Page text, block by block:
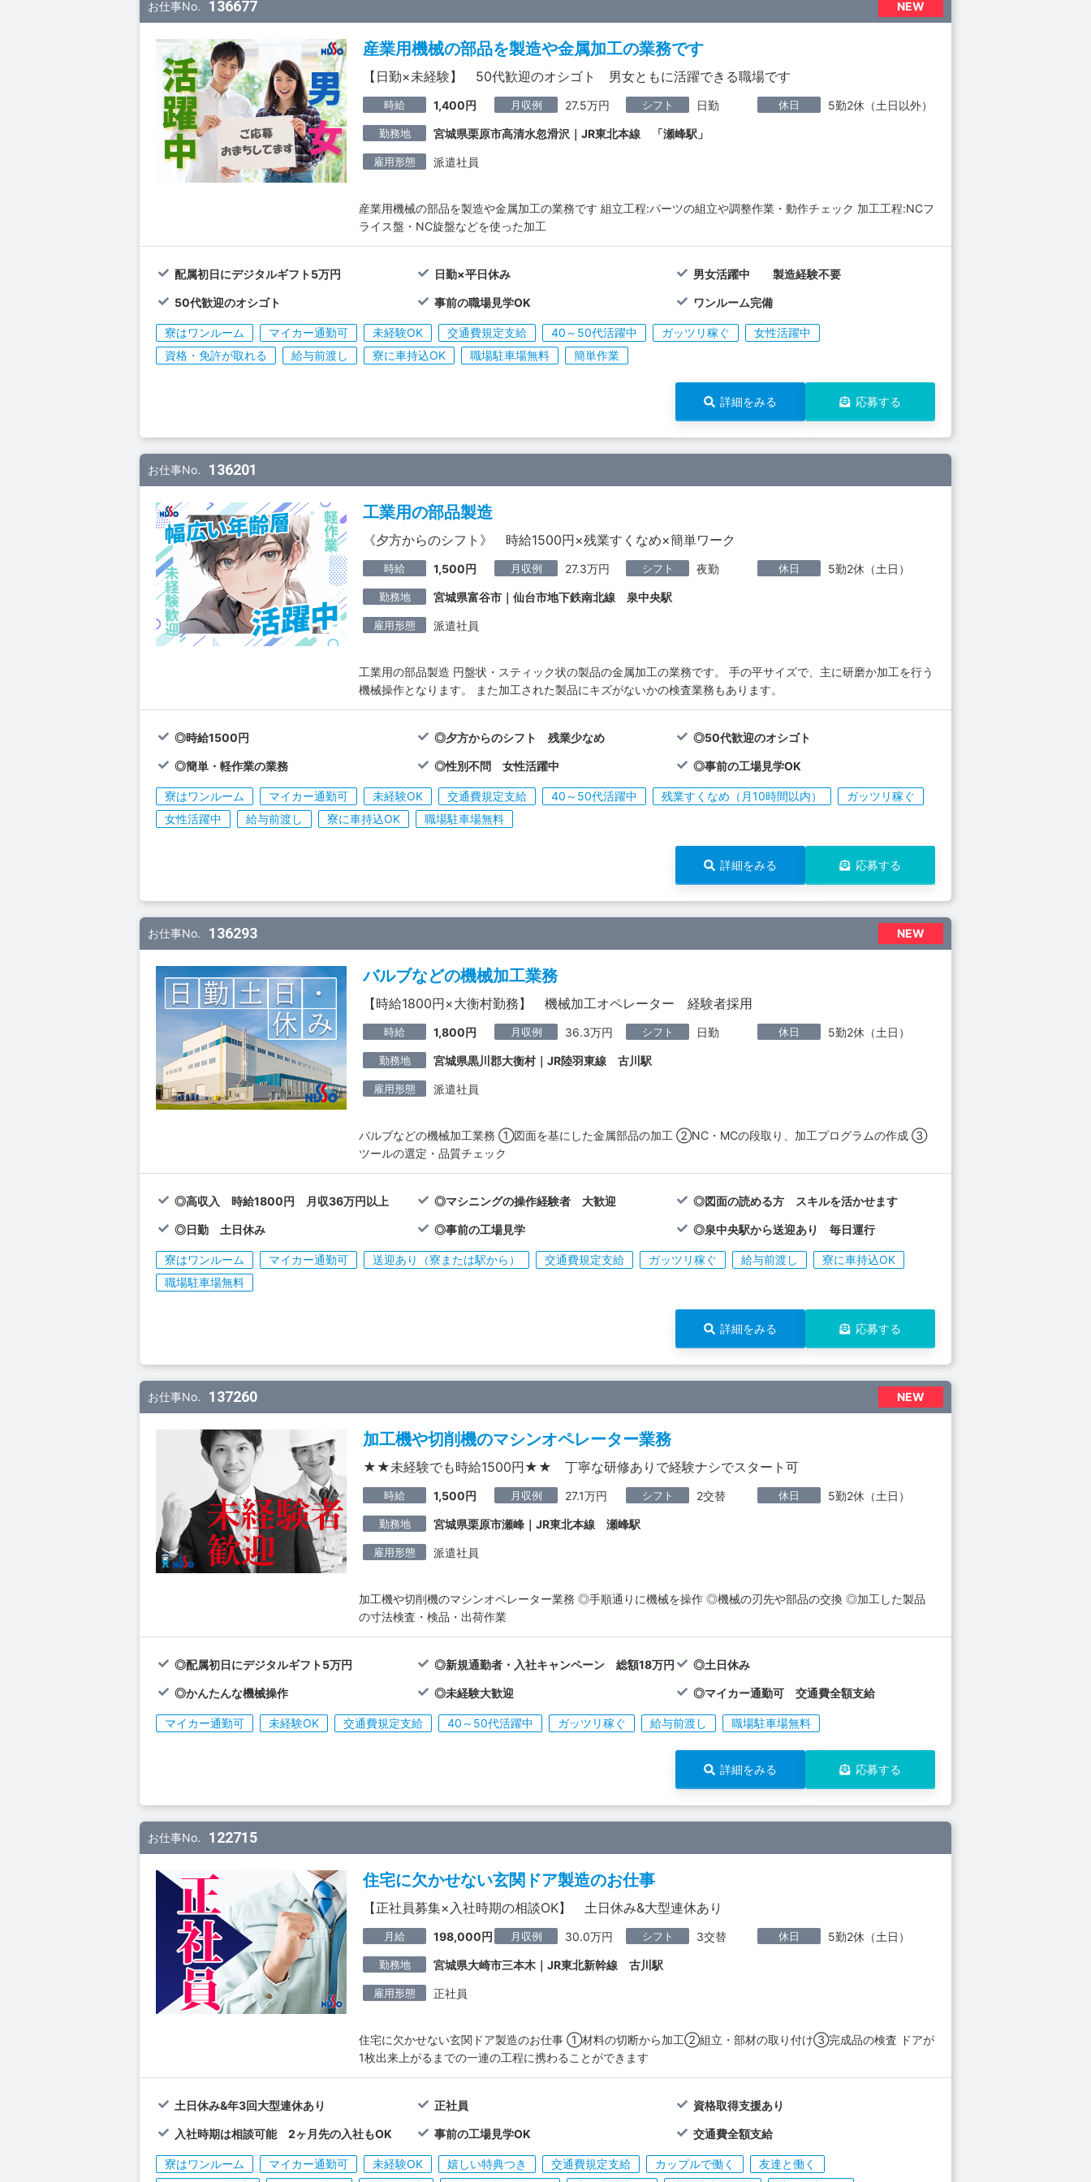
NEW
お仕事No. 136677
産業用機械の部品を製造や金属加工の業務です
【日勤×未経験】 50代歓迎のオシゴト 男女ともに活躍できる職場です
時給 1,400円 月収例 27.5万円 シフト 日勤 休日 5勤2休（土日以外）
勤務地 宮城県栗原市高清水忽滑沢｜JR東北本線 「瀬峰駅」
雇用形態 派遣社員
産業用機械の部品を製造や金属加工の業務です 組立工程:パーツの組立や調整作業・動作チェック 加工工程:NCフ
ライス盤・NC旋盤などを使った加工
配属初日にデジタルギフト5万円 日勤×平日休み 男女活躍中 製造経験不要
50代歓迎のオシゴト 事前の職場見学OK ワンルーム完備
寮はワンルーム マイカー通勤可 未経験OK 交通費規定支給 40～50代活躍中 ガッツリ稼ぐ
女性活躍中
資格・免許が取れる
給与前渡し 寮に車持込OK 職場駐車場無料 簡単作業
詳細をみる 応募する
お仕事No. 136201
工業用の部品製造
《夕方からのシフト》 時給1500円×残業すくなめ×簡単ワーク
時給 1,500円 月収例 27.3万円 シフト 夜勤 休日 5勤2休（土日）
勤務地 宮城県富谷市｜仙台市地下鉄南北線 泉中央駅
雇用形態 派遣社員
工業用の部品製造 円盤状・スティック状の製品の金属加工の業務です。 手の平サイズで、主に研磨か加工を行う
機械操作となります。 また加工された製品にキズがないかの検査業務もあります。
◎時給1500円 ◎夕方からのシフト 残業少なめ ◎50代歓迎のオシゴト
◎簡単・軽作業の業務 ◎性別不問 女性活躍中 ◎事前の工場見学OK
寮はワンルーム マイカー通勤可 未経験OK 交通費規定支給 40～50代活躍中 残業すくなめ（月10時間以内）
ガッツリ稼ぐ
女性活躍中
給与前渡し 寮に車持込OK 職場駐車場無料
詳細をみる 応募する
NEW
お仕事No. 136293
バルブなどの機械加工業務
【時給1800円×大衡村勤務】 機械加工オペレーター 経験者採用
時給 1,800円 月収例 36.3万円 シフト 日勤 休日 5勤2休（土日）
勤務地 宮城県黒川郡大衡村｜JR陸羽東線 古川駅
雇用形態 派遣社員
バルブなどの機械加工業務 ①図面を基にした金属部品の加工 ②NC・MCの段取り、加工プログラムの作成 ③
ツールの選定・品質チェック
◎高収入 時給1800円 月収36万円以上 ◎マシニングの操作経験者 大歓迎 ◎図面の読める方 スキルを活かせます
◎日勤 土日休み ◎事前の工場見学 ◎泉中央駅から送迎あり 毎日運行
寮はワンルーム マイカー通勤可 送迎あり（寮または駅から） 交通費規定支給 ガッツリ稼ぐ 給与前渡し
寮に車持込OK
職場駐車場無料
詳細をみる 応募する
NEW
お仕事No. 137260
加工機や切削機のマシンオペレーター業務
★★未経験でも時給1500円★★ 丁寧な研修ありで経験ナシでスタート可
時給 1,500円 月収例 27.1万円 シフト 2交替 休日 5勤2休（土日）
勤務地 宮城県栗原市瀬峰｜JR東北本線 瀬峰駅
雇用形態 派遣社員
加工機や切削機のマシンオペレーター業務 ◎手順通りに機械を操作 ◎機械の刃先や部品の交換 ◎加工した製品
の寸法検査・検品・出荷作業
◎配属初日にデジタルギフト5万円 ◎新規通勤者・入社キャンペーン 総額18万円 ◎土日休み
◎かんたんな機械操作 ◎未経験大歓迎 ◎マイカー通勤可 交通費全額支給
マイカー通勤可 未経験OK 交通費規定支給 40～50代活躍中 ガッツリ稼ぐ 給与前渡し 職場駐車場無料
詳細をみる 応募する
お仕事No. 122715
住宅に欠かせない玄関ドア製造のお仕事
【正社員募集×入社時期の相談OK】 土日休み&大型連休あり
月給 198,000円 月収例 30.0万円 シフト 3交替 休日 5勤2休（土日）
勤務地 宮城県大崎市三本木｜JR東北新幹線 古川駅
雇用形態 正社員
住宅に欠かせない玄関ドア製造のお仕事 ①材料の切断から加工②組立・部材の取り付け③完成品の検査 ドアが
1枚出来上がるまでの一連の工程に携わることができます
土日休み&年3回大型連休あり 正社員 資格取得支援あり
入社時期は相談可能 2ヶ月先の入社もOK 事前の工場見学OK 交通費全額支給
寮はワンルーム マイカー通勤可 未経験OK 嬉しい特典つき 交通費規定支給 カップルで働く
友達と働く